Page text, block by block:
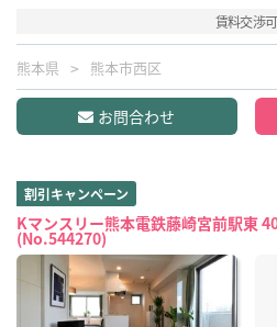
賃料交渉可
熊本県 熊本市西区
お問合わせ
割引キャンペーン
Kマンスリー熊本電鉄藤崎宮前駅東
(No.544270)